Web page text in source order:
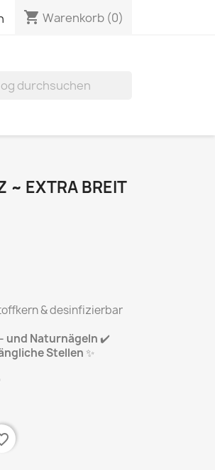
shopping_cart Warenkorb (0)
~ EXTRA BREIT
& desinfizierbar
und Naturnägeln ✔️
Stellen ✨